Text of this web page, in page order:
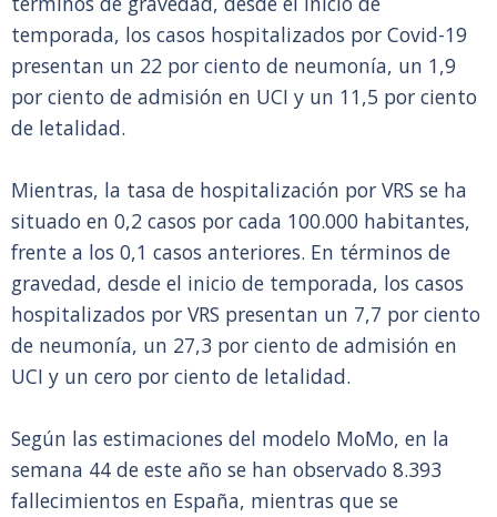
temporada, los casos hospitalizados por Covid-19
presentan un 22 por ciento de neumonía, un 1,9
por ciento de admisión en UCI y un 11,5 por ciento
de letalidad.
Mientras, la tasa de hospitalización por VRS se ha
situado en 0,2 casos por cada 100.000 habitantes,
frente a los 0,1 casos anteriores. En términos de
gravedad, desde el inicio de temporada, los casos
hospitalizados por VRS presentan un 7,7 por ciento
de neumonía, un 27,3 por ciento de admisión en
UCI y un cero por ciento de letalidad.
Según las estimaciones del modelo MoMo, en la
semana 44 de este año se han observado 8.393
fallecimientos en España, mientras que se